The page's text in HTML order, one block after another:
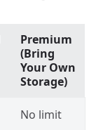
Premium
(Bring
Your Own
Storage)
No limit